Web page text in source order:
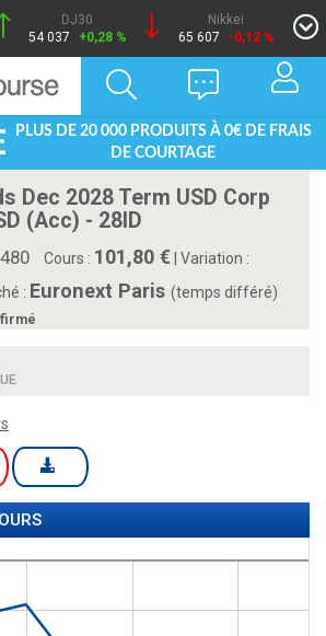
DJ30
54 037
+0,28 %
Nikkei
65 607
-0,12 %
PLUS DE 20 000 PRODUITS À 0€ DE FRAIS
DE COURTAGE
Dec 2028 Term USD Corp
(Acc) - 28ID
Cours : 101,80 Variation :
: Euronext Paris (temps différé)